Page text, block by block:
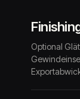
Optional